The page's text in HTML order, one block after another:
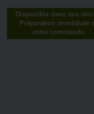
Disponible dans nos
Préparation immédiate
votre commande.